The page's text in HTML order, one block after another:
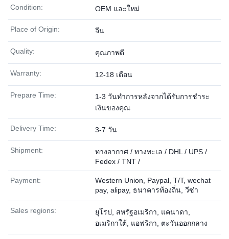
Condition: OEM และใหม่
Place of Origin: จีน
Quality: คุณภาพดี
Warranty: 12-18 เดือน
Prepare Time:
1-3 วันทำการหลังจากได้รับการชำระ
เงินของคุณ
Delivery Time: 3-7 วัน
Shipment:
ทางอากาศ / ทางทะเล / DHL / UPS /
Fedex / TNT /
Payment:
Western Union, Paypal, T/T, wechat
pay, alipay, ธนาคารท้องถิ่น, วีซ่า
Sales regions:
ยุโรป, สหรัฐอเมริกา, แคนาดา,
อเมริกาใต้, แอฟริกา, ตะวันออกกลาง